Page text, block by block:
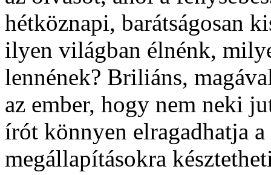
hétköznapi, barátságosan
ilyen világban élnénk,
lennének? Briliáns,
az ember, hogy nem neki
írót könnyen elragadhatja
megállapításokra